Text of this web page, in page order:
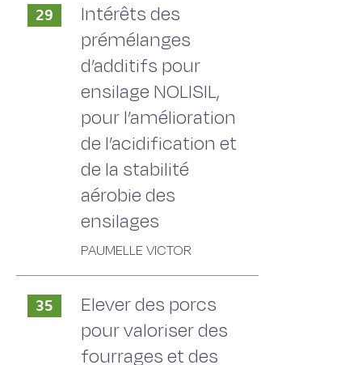
29
Intérêts des
prémélanges
d’additifs pour
ensilage NOLISIL,
pour l’amélioration
de l’acidification et
de la stabilité
aérobie des
ensilages
PAUMELLE VICTOR
35
Elever des porcs
pour valoriser des
fourrages et des